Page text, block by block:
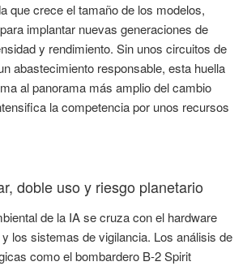
que crece el tamaño de los modelos,
implantar nuevas generaciones de
y rendimiento. Sin unos circuitos de
abastecimiento responsable, esta huella
al panorama más amplio del cambio
la competencia por unos recursos
doble uso y riesgo planetario
de la IA se cruza con el hardware
los sistemas de vigilancia. Los análisis de
como el bombardero B-2 Spirit